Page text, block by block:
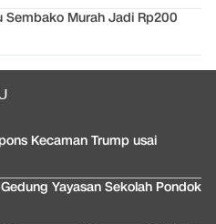
Sembako Murah Jadi Rp200
Kecaman Trump usai
Yayasan Sekolah Pondok